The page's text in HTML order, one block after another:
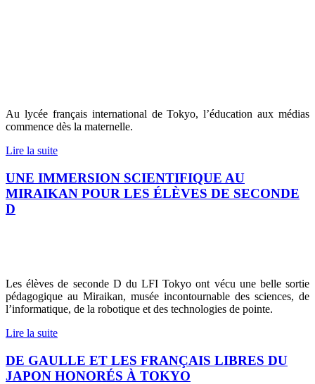
Au lycée français international de Tokyo, l’éducation aux médias
commence dès la maternelle.
Lire la suite
UNE IMMERSION SCIENTIFIQUE AU
MIRAIKAN POUR LES ÉLÈVES DE SECONDE
D
Les élèves de seconde D du LFI Tokyo ont vécu une belle sortie
pédagogique au Miraikan, musée incontournable des sciences, de
l’informatique, de la robotique et des technologies de pointe.
Lire la suite
DE GAULLE ET LES FRANÇAIS LIBRES DU
JAPON HONORÉS À TOKYO